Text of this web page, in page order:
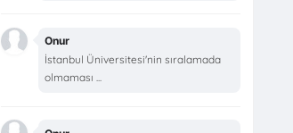
Onur
İstanbul Üniversitesi'nin sıralamada
olmaması ...